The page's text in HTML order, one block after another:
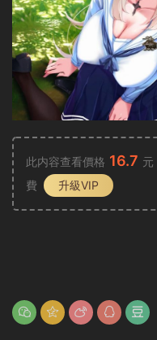
此内容查看價格 16.7 元
費
升級VIP